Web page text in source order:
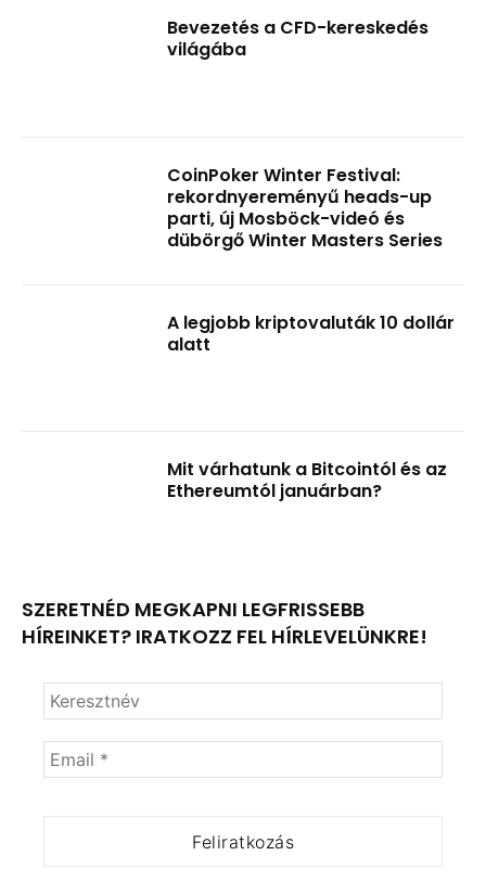
Bevezetés a CFD-kereskedés
világába
CoinPoker Winter Festival:
rekordnyereményű heads-up
parti, új Mosböck-videó és
dübörgő Winter Masters Series
A legjobb kriptovaluták 10 dollár
alatt
Mit várhatunk a Bitcointól és az
Ethereumtól januárban?
SZERETNÉD MEGKAPNI LEGFRISSEBB
HÍREINKET? IRATKOZZ FEL HÍRLEVELÜNKRE!